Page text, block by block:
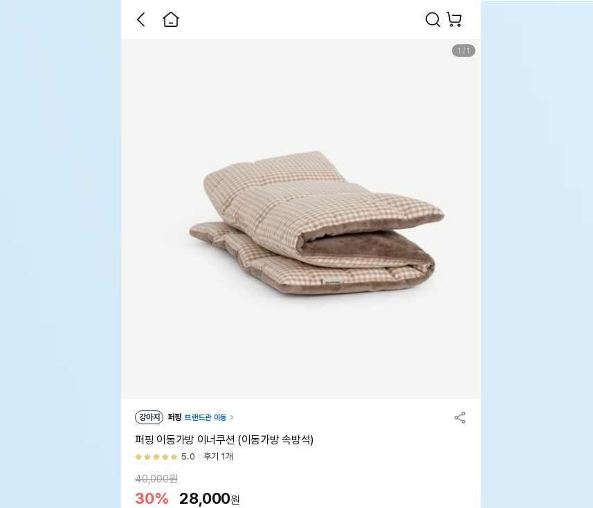
1 / 1
강아지 퍼핑 브랜드관 이동
퍼핑 이동가방 이너쿠션 (이동가방 속방석)
5.0 후기 1개
40,000원
30% 28,000원